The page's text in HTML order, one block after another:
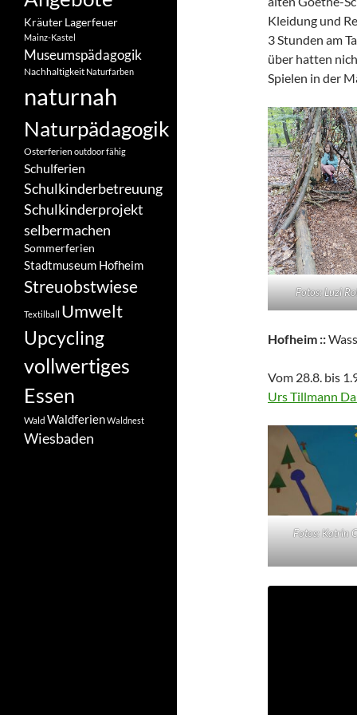
Kleidung und
3 Stunden am
über hatten
Spielen in der
Fotos: Luzi
Hofheim ::
Vom 28.8. bis
Urs Tillmann
Fotos: Katrin
KräuterLagerfeuer
Mainz-Kastel
Museumspädagogik
Nachhaltigkeit Naturfarben
naturnah
Naturpädagogik
Osterferien outdoor fähig
Schulferien
Schulkinderbetreuung
Schulkinderprojekt
selbermachen
Sommerferien
Stadtmuseum Hofheim
Streuobstwiese
Textilball Umwelt
Upcycling
vollwertiges
Essen
Wald WaldferienWaldnest
Wiesbaden